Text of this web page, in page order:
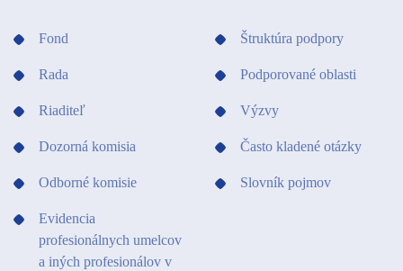
Fond
Rada
Riaditeľ
Dozorná komisia
Odborné komisie
Evidencia
profesionálnych umelcov
a iných profesionálov v
Štruktúra podpory
Podporované oblasti
Výzvy
Často kladené otázky
Slovník pojmov